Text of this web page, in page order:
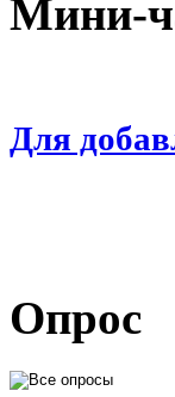
Мини-
Для
Опрос